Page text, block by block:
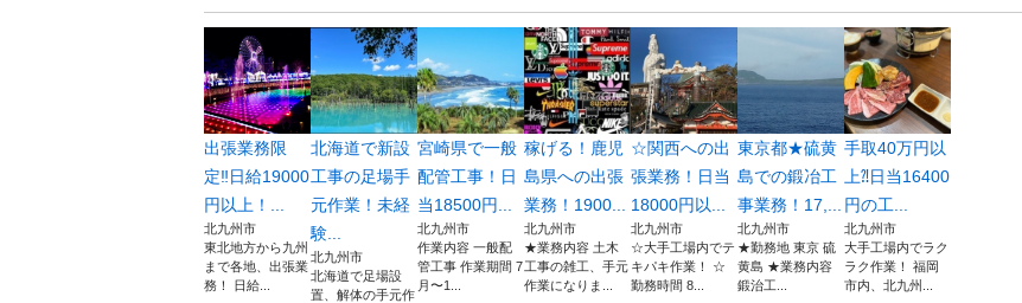
出張業務限
定‼︎日給19000
円以上！...
北九州市
東北地方から九州
まで各地、出張業
務！ 日給...
北海道で新設
工事の足場手
元作業！未経
験...
北九州市
北海道で足場設
置、解体の手元作
宮崎県で一般
配管工事！日
当18500円...
北九州市
作業内容 一般配
管工事 作業期間 7
月〜1...
稼げる！鹿児
島県への出張
業務！1900...
北九州市
★業務内容 土木
工事の雑工、手元
作業になりま...
☆関西への出
張業務！日当
18000円以...
北九州市
☆大手工場内でテ
キパキ作業！ ☆
勤務時間 8...
東京都★硫黄
島での鍛冶工
事業務！17,...
北九州市
★勤務地 東京 硫
黄島 ★業務内容
鍛治工...
手取40万円以
上⁈日当16400
円の工...
北九州市
大手工場内でラク
ラク作業！ 福岡
市内、北九州...